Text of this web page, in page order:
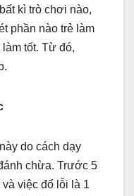
kì trò chơi nào,
phần nào trẻ làm
tốt. Từ đó,
do cách dạy
chừa. Trước 5
việc đổ lỗi là 1